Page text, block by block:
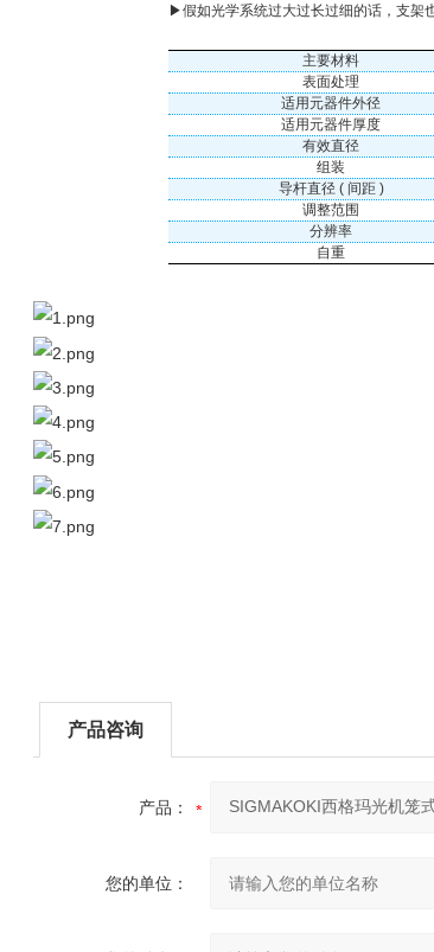
▶假如光学系统过大过长过细的话，支架
主要材料
表面处理
适用元器件外径
适用元器件厚度
有效直径
组装
导杆直径 ( 间距 )
调整范围
分辨率
自重
产品咨询
产品：
您的单位：